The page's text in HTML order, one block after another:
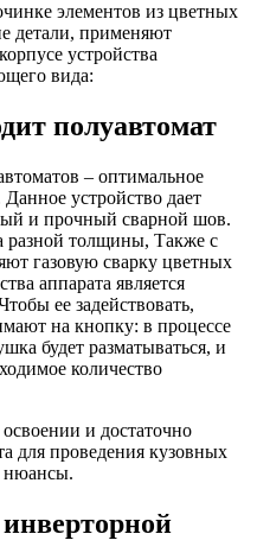
элементов из цветных
детали, применяют
устройства
вида:
полуавтомат
– оптимальное
устройство дает
и прочный сварной шов.
разной толщины, Также с
газовую сварку цветных
аппарата является
ее задействовать,
на кнопку: в процессе
будет разматываться, и
количество
и достаточно
для проведения кузовных
нюансы.